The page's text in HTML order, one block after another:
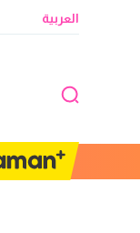
العربية